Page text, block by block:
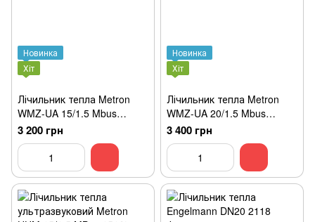
Новинка
Хіт
Лічильник тепла Metron
WMZ-UA 15/1.5 Mbus
Class3
3 200 грн
Новинка
Хіт
Лічильник тепла Metron
WMZ-UA 20/1.5 Mbus
Class3
3 400 грн